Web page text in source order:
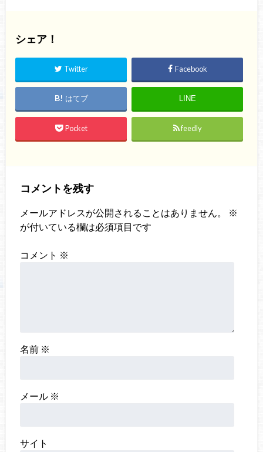
シェア！
Twitter Facebook
はてブ LINE
Pocket feedly
コメントを残す
メールアドレスが公開されることはありません。
※
が付いている欄は必須項目です
コメント ※
名前 ※
メール ※
サイト